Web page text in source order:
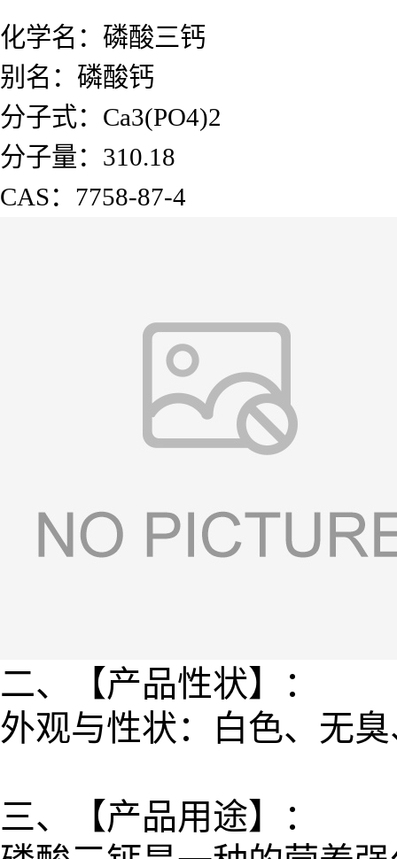
化学名：磷酸三钙
别名：磷酸钙
分子式：Ca3(PO4)2
分子量：310.18
CAS：7758-87-4
二、【产品性状】：
外观与性状：白色、无
三、【产品用途】：